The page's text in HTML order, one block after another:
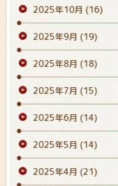
2025年10月 (16)
2025年9月 (19)
2025年8月 (18)
2025年7月 (15)
2025年6月 (14)
2025年5月 (14)
2025年4月 (21)